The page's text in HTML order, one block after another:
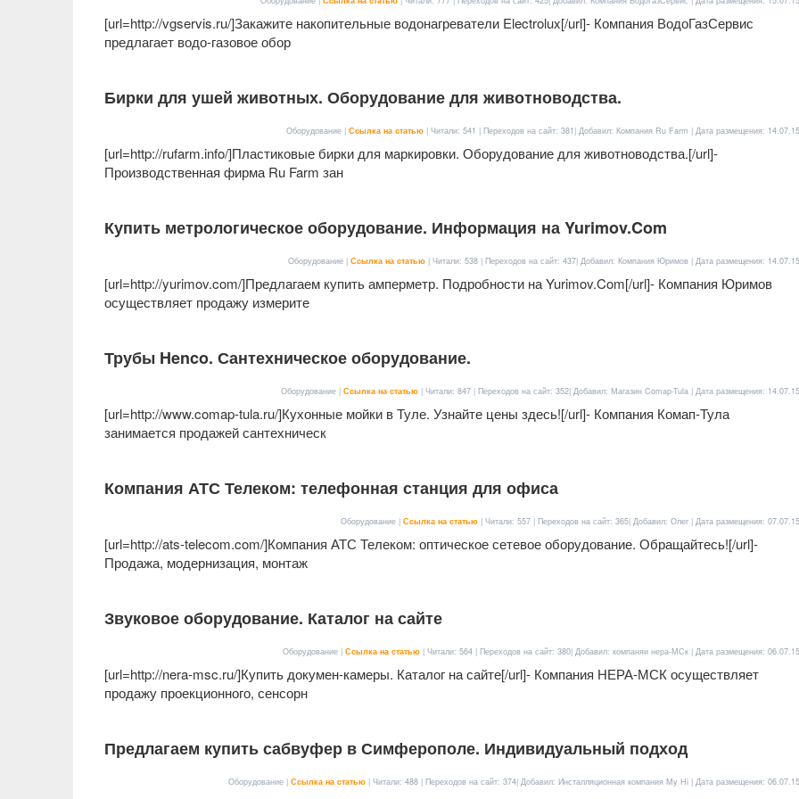
[url=http://vgservis.ru/]Закажите накопительные водонагреватели Electrolux[/url]- Компания ВодоГазСервис
предлагает водо-газовое обор
Бирки для ушей животных. Оборудование для животноводства.
Оборудование | Ссылка на статью | Читали: 541 | Переходов на сайт: 381| Добавил: Компания Ru Farm | Дата размещения: 14.07.15
[url=http://rufarm.info/]Пластиковые бирки для маркировки. Оборудование для животноводства.[/url]-
Производственная фирма Ru Farm зан
Купить метрологическое оборудование. Информация на Yurimov.Com
Оборудование | Ссылка на статью | Читали: 538 | Переходов на сайт: 437| Добавил: Компания Юримов | Дата размещения: 14.07.15
[url=http://yurimov.com/]Предлагаем купить амперметр. Подробности на Yurimov.Com[/url]- Компания Юримов
осуществляет продажу измерите
Трубы Henco. Сантехническое оборудование.
Оборудование | Ссылка на статью | Читали: 847 | Переходов на сайт: 352| Добавил: Магазин Comap-Tula | Дата размещения: 14.07.15
[url=http://www.comap-tula.ru/]Кухонные мойки в Туле. Узнайте цены здесь![/url]- Компания Комап-Тула
занимается продажей сантехническ
Компания АТС Телеком: телефонная станция для офиса
Оборудование | Ссылка на статью | Читали: 557 | Переходов на сайт: 365| Добавил: Олег | Дата размещения: 07.07.15
[url=http://ats-telecom.com/]Компания АТС Телеком: оптическое сетевое оборудование. Обращайтесь![/url]-
Продажа, модернизация, монтаж
Звуковое оборудование. Каталог на сайте
Оборудование | Ссылка на статью | Читали: 564 | Переходов на сайт: 380| Добавил: компаняи нера-МСк | Дата размещения: 06.07.15
[url=http://nera-msc.ru/]Купить докумен-камеры. Каталог на сайте[/url]- Компания НЕРА-МСК осуществляет
продажу проекционного, сенсорн
Предлагаем купить сабвуфер в Симферополе. Индивидуальный подход
Оборудование | Ссылка на статью | Читали: 488 | Переходов на сайт: 374| Добавил: Инсталляционная компания My Hi | Дата размещения: 06.07.15